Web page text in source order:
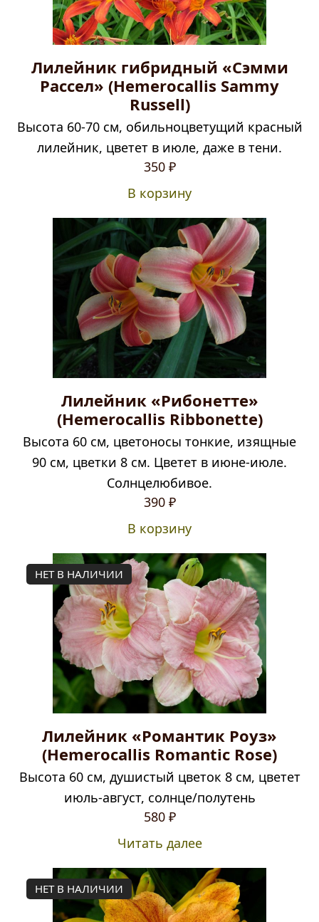
Лилейник гибридный «Cэмми
Рассел» (Hemerocallis Sammy
Russell)
Высота 60-70 см, обильноцветущий красный
лилейник, цветет в июле, даже в тени.
350 ₽
В корзину
Лилейник «Рибонетте»
(Hemerocallis Ribbonette)
Высота 60 см, цветоносы тонкие, изящные
90 см, цветки 8 см. Цветет в июне-июле.
Солнцелюбивое.
390 ₽
В корзину
НЕТ В НАЛИЧИИ
Лилейник «Романтик Роуз»
(Hemerocallis Romantic Rose)
Высота 60 см, душистый цветок 8 см, цветет
июль-август, солнце/полутень
580 ₽
Читать далее
НЕТ В НАЛИЧИИ